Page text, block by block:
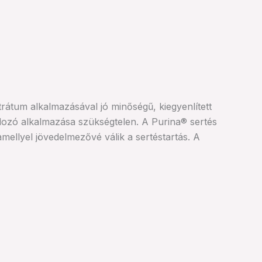
alkalmazásával jó minőségű, kiegyenlített
alkalmazása szükségtelen. A Purina® sertés
jövedelmezővé válik a sertéstartás. A